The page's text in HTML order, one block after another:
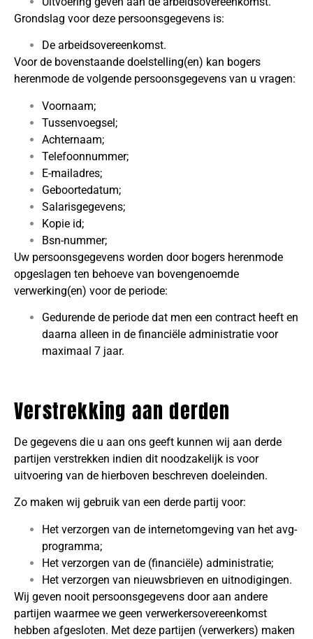
Grondslag voor deze persoonsgegevens is:
De arbeidsovereenkomst.
Voor de bovenstaande doelstelling(en) kan bogers
herenmode de volgende persoonsgegevens van u vragen:
Voornaam;
Tussenvoegsel;
Achternaam;
Telefoonnummer;
E-mailadres;
Geboortedatum;
Salarisgegevens;
Kopie id;
Bsn-nummer;
Uw persoonsgegevens worden door bogers herenmode
opgeslagen ten behoeve van bovengenoemde
verwerking(en) voor de periode:
Gedurende de periode dat men een contract heeft en
daarna alleen in de financiële administratie voor
maximaal 7 jaar.
Verstrekking aan derden
De gegevens die u aan ons geeft kunnen wij aan derde
partijen verstrekken indien dit noodzakelijk is voor
uitvoering van de hierboven beschreven doeleinden.
Zo maken wij gebruik van een derde partij voor:
Het verzorgen van de internetomgeving van het avg-
programma;
Het verzorgen van de (financiële) administratie;
Het verzorgen van nieuwsbrieven en uitnodigingen.
Wij geven nooit persoonsgegevens door aan andere
partijen waarmee we geen verwerkersovereenkomst
hebben afgesloten. Met deze partijen (verwerkers) maken